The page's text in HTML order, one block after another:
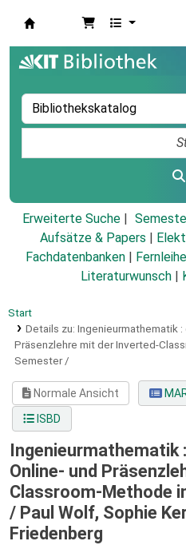
Erweiterte Suche
Aufsätze & Papers
Fachdatenbanken
Fernleihe
Literaturwunsch
Start
Details zu: Ingenieurmathematik :
Präsenzlehre mit der Inverted-
Semester /
Normale Ansicht
ISBD
Ingenieurmathematik
Online- und
Classroom-Methode
/ Paul Wolf, Sophie
Friedenberg